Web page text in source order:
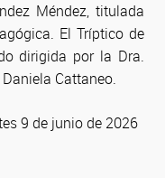
Méndez, titulada
El Tríptico de
dirigida por la Dra.
Cattaneo.
9 de junio de 2026